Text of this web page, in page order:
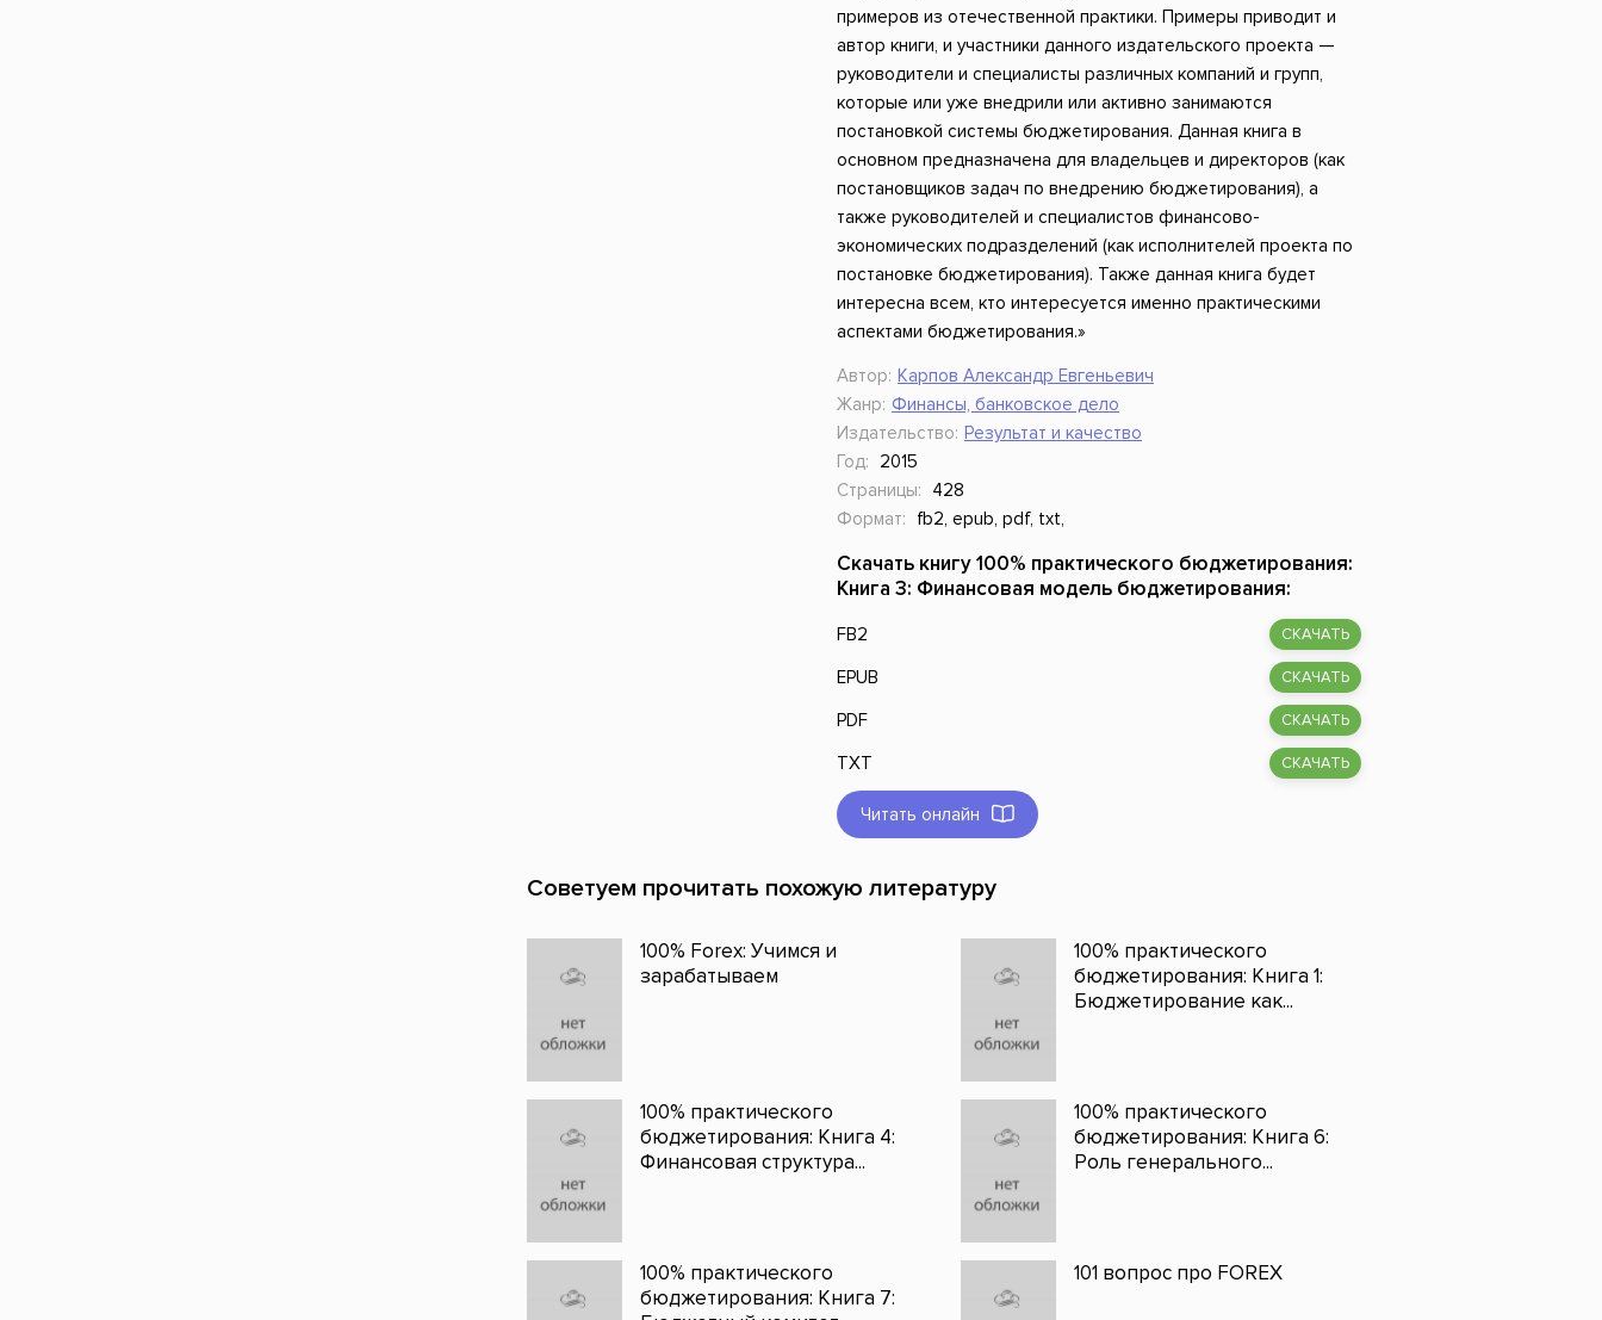
примеров из отечественной практики. Примеры приводит и
автор книги, и участники данного издательского проекта —
руководители и специалисты различных компаний и групп,
которые или уже внедрили или активно занимаются
постановкой системы бюджетирования. Данная книга в
основном предназначена для владельцев и директоров (как
постановщиков задач по внедрению бюджетирования), а
также руководителей и специалистов финансово-
экономических подразделений (как исполнителей проекта по
постановке бюджетирования). Также данная книга будет
интересна всем, кто интересуется именно практическими
аспектами бюджетирования.»
Автор: Карпов Александр Евгеньевич
Жанр: Финансы, банковское дело
Издательство: Результат и качество
Год:
2015
Страницы:
428
Формат:
fb2, epub, pdf, txt,
Скачать книгу 100% практического бюджетирования:
Книга 3: Финансовая модель бюджетирования:
FB2 СКАЧАТЬ
EPUB СКАЧАТЬ
PDF СКАЧАТЬ
TXT СКАЧАТЬ
Читать онлайн
Советуем прочитать похожую литературу
100% Forex: Учимся и
зарабатываем
100% практического
бюджетирования: Книга 1:
Бюджетирование как...
100% практического
бюджетирования: Книга 4:
Финансовая структура...
100% практического
бюджетирования: Книга 6:
Роль генерального...
100% практического
бюджетирования: Книга 7:
101 вопрос про FOREX